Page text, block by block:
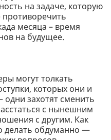
на задаче, которую
месяца – время
на будущее.
могут толкать
которых они и
захотят сменить
с нынешним
с другим. Как
делать обдуманно —